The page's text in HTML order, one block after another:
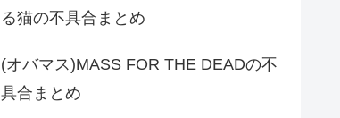
る猫の不具合まとめ
(オバマス)MASS FOR THE DEADの不
具合まとめ